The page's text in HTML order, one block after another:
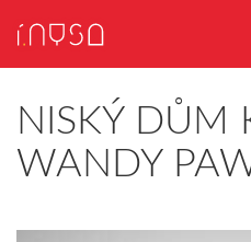
NISKÝ DŮM
WANDY